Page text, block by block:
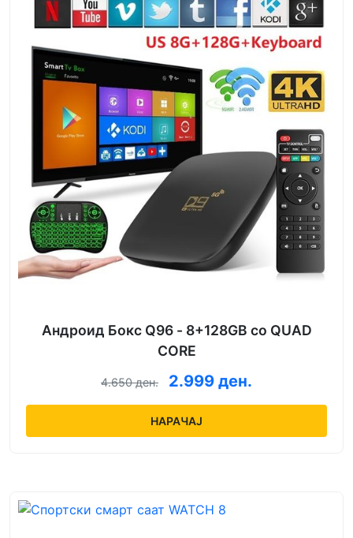
Андроид Бокс Q96 - 8+128GB со QUAD
CORE
4.650 ден. 2.999 ден.
НАРАЧАЈ